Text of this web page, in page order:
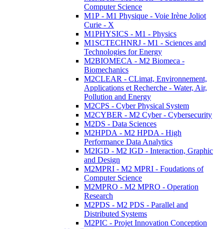
Computer Science
M1P - M1 Physique - Voie Irène Joliot
Curie - X
M1PHYSICS - M1 - Physics
M1SCTECHNRJ - M1 - Sciences and
Technologies for Energy
M2BIOMECA - M2 Biomeca -
Biomechanics
M2CLEAR - CLimat, Environnement,
Applications et Recherche - Water, Air,
Pollution and Energy
M2CPS - Cyber Physical System
M2CYBER - M2 Cyber - Cybersecurity
M2DS - Data Sciences
M2HPDA - M2 HPDA - High
Performance Data Analytics
M2IGD - M2 IGD - Interaction, Graphic
and Design
M2MPRI - M2 MPRI - Foudations of
Computer Science
M2MPRO - M2 MPRO - Operation
Research
M2PDS - M2 PDS - Parallel and
Distributed Systems
M2PIC - Projet Innovation Conception